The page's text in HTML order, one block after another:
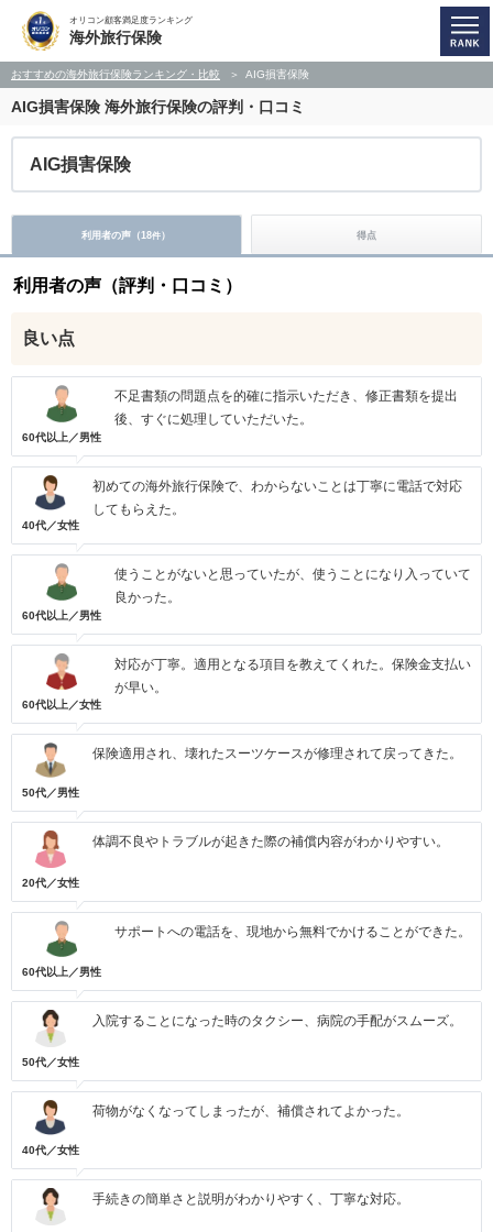
オリコン顧客満足度ランキング
海外旅行保険
おすすめの海外旅行保険ランキング・比較 AIG損害保険
AIG損害保険 海外旅行保険の評判・口コミ
AIG損害保険
利用者の声（18件） 得点
利用者の声（評判・口コミ）
良い点
60代以上／男性
不足書類の問題点を的確に指示いただき、修正書類を提出
後、すぐに処理していただいた。
40代／女性
初めての海外旅行保険で、わからないことは丁寧に電話で対応
してもらえた。
60代以上／男性
使うことがないと思っていたが、使うことになり入っていて
良かった。
60代以上／女性
対応が丁寧。適用となる項目を教えてくれた。保険金支払い
が早い。
50代／男性
保険適用され、壊れたスーツケースが修理されて戻ってきた。
20代／女性
体調不良やトラブルが起きた際の補償内容がわかりやすい。
60代以上／男性
サポートへの電話を、現地から無料でかけることができた。
50代／女性
入院することになった時のタクシー、病院の手配がスムーズ。
40代／女性
荷物がなくなってしまったが、補償されてよかった。
手続きの簡単さと説明がわかりやすく、丁寧な対応。